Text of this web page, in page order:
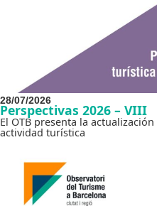
28/07/2026
Perspectivas 2026 – VIII
El OTB presenta la
actividad turística